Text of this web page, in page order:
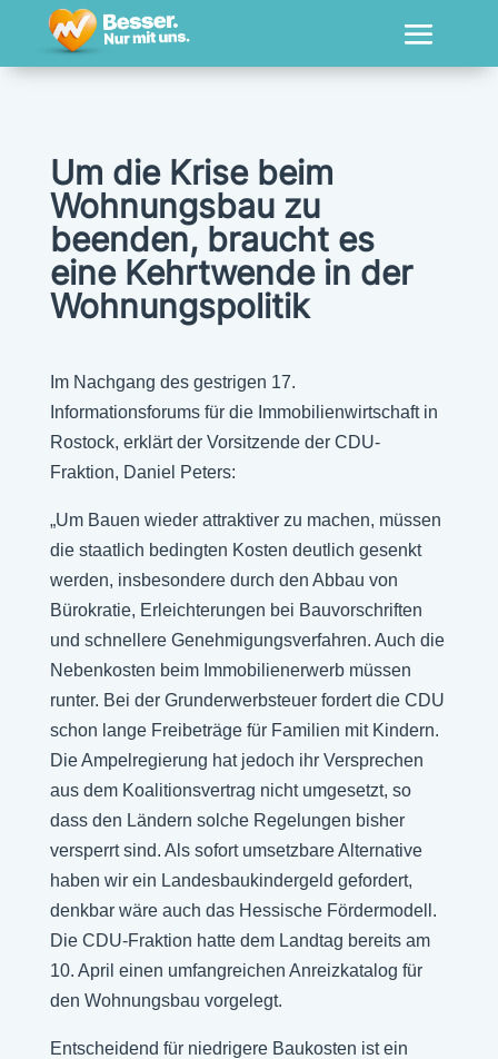
Um die Krise beim
Wohnungsbau zu
beenden, braucht es
eine Kehrtwende in der
Wohnungspolitik
Im Nachgang des gestrigen 17.
Informationsforums für die Immobilienwirtschaft in
Rostock, erklärt der Vorsitzende der CDU-
Fraktion, Daniel Peters:
„Um Bauen wieder attraktiver zu machen, müssen
die staatlich bedingten Kosten deutlich gesenkt
werden, insbesondere durch den Abbau von
Bürokratie, Erleichterungen bei Bauvorschriften
und schnellere Genehmigungsverfahren. Auch die
Nebenkosten beim Immobilienerwerb müssen
runter. Bei der Grunderwerbsteuer fordert die CDU
schon lange Freibeträge für Familien mit Kindern.
Die Ampelregierung hat jedoch ihr Versprechen
aus dem Koalitionsvertrag nicht umgesetzt, so
dass den Ländern solche Regelungen bisher
versperrt sind. Als sofort umsetzbare Alternative
haben wir ein Landesbaukindergeld gefordert,
denkbar wäre auch das Hessische Fördermodell.
Die CDU-Fraktion hatte dem Landtag bereits am
10. April einen umfangreichen Anreizkatalog für
den Wohnungsbau vorgelegt.
Entscheidend für niedrigere Baukosten ist ein